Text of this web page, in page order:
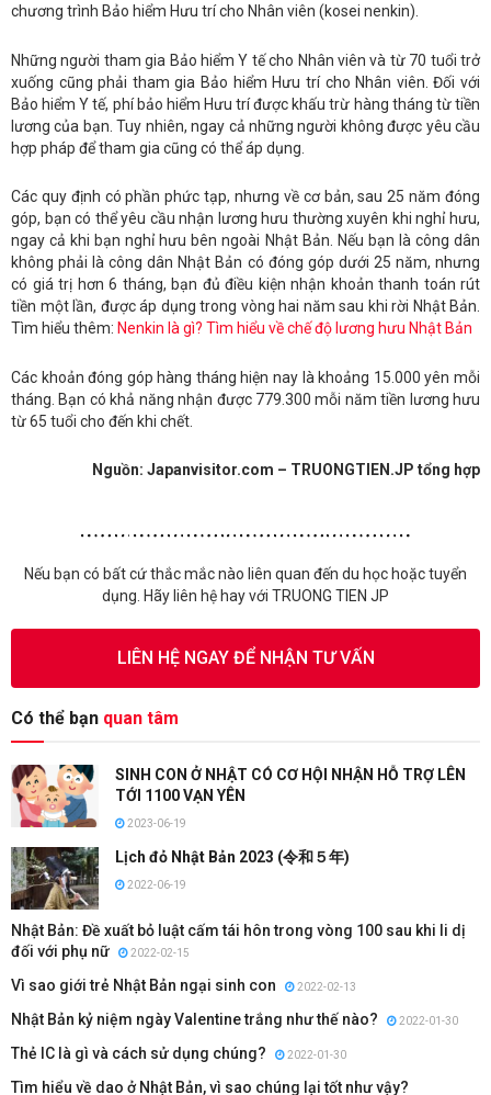
chương trình Bảo hiểm Hưu trí cho Nhân viên (kosei nenkin).
Những người tham gia Bảo hiểm Y tế cho Nhân viên và từ 70 tuổi trở
xuống cũng phải tham gia Bảo hiểm Hưu trí cho Nhân viên. Đối với
Bảo hiểm Y tế, phí bảo hiểm Hưu trí được khấu trừ hàng tháng từ tiền
lương của bạn. Tuy nhiên, ngay cả những người không được yêu cầu
hợp pháp để tham gia cũng có thể áp dụng.
Các quy định có phần phức tạp, nhưng về cơ bản, sau 25 năm đóng
góp, bạn có thể yêu cầu nhận lương hưu thường xuyên khi nghỉ hưu,
ngay cả khi bạn nghỉ hưu bên ngoài Nhật Bản. Nếu bạn là công dân
không phải là công dân Nhật Bản có đóng góp dưới 25 năm, nhưng
có giá trị hơn 6 tháng, bạn đủ điều kiện nhận khoản thanh toán rút
tiền một lần, được áp dụng trong vòng hai năm sau khi rời Nhật Bản.
Tìm hiểu thêm: Nenkin là gì? Tìm hiểu về chế độ lương hưu Nhật Bản
Các khoản đóng góp hàng tháng hiện nay là khoảng 15.000 yên mỗi
tháng. Bạn có khả năng nhận được 779.300 mỗi năm tiền lương hưu
từ 65 tuổi cho đến khi chết.
Nguồn: Japanvisitor.com – TRUONGTIEN.JP tổng hợp
Nếu bạn có bất cứ thắc mắc nào liên quan đến du học hoặc tuyển
dụng. Hãy liên hệ hay với TRUONG TIEN JP
LIÊN HỆ NGAY ĐỂ NHẬN TƯ VẤN
Có thể bạn quan tâm
SINH CON Ở NHẬT CÓ CƠ HỘI NHẬN HỖ TRỢ LÊN
TỚI 1100 VẠN YÊN
2023-06-19
Lịch đỏ Nhật Bản 2023 (令和５年)
2022-06-19
Nhật Bản: Đề xuất bỏ luật cấm tái hôn trong vòng 100 sau khi li dị
đối với phụ nữ
2022-02-15
Vì sao giới trẻ Nhật Bản ngại sinh con 2022-02-13
Nhật Bản kỷ niệm ngày Valentine trắng như thế nào? 2022-01-30
Thẻ IC là gì và cách sử dụng chúng? 2022-01-30
Tìm hiểu về dao ở Nhật Bản, vì sao chúng lại tốt như vậy?